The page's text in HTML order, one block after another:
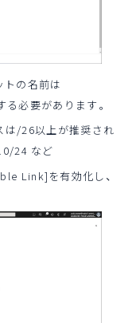
の名前は
必要があります。
/26以上が推奨され
24 など
Link]を有効化し、